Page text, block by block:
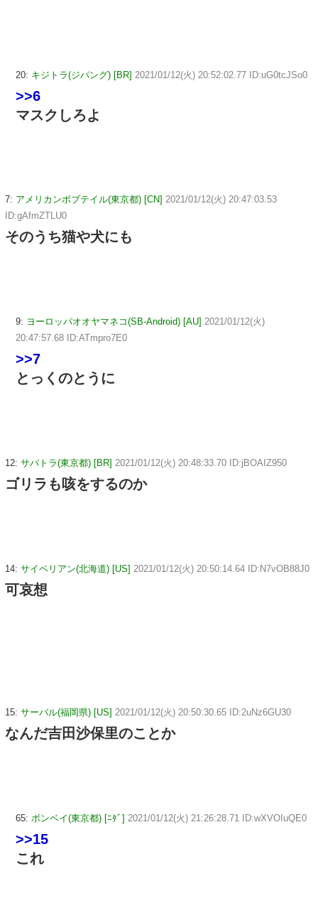
20: キジトラ(ジパング) [BR] 2021/01/12(火) 20:52:02.77 ID:uG0tcJSo0
>>6
マスクしろよ
7: アメリカンボブテイル(東京都) [CN] 2021/01/12(火) 20:47:03.53
ID:gAfmZTLU0
そのうち猫や犬にも
9: ヨーロッパオオヤマネコ(SB-Android) [AU] 2021/01/12(火)
20:47:57.68 ID:ATmpro7E0
>>7
とっくのとうに
12: サバトラ(東京都) [BR] 2021/01/12(火) 20:48:33.70 ID:jBOAIZ950
ゴリラも咳をするのか
14: サイベリアン(北海道) [US] 2021/01/12(火) 20:50:14.64 ID:N7vOB88J0
可哀想
15: サーバル(福岡県) [US] 2021/01/12(火) 20:50:30.65 ID:2uNz6GU30
なんだ吉田沙保里のことか
65: ボンベイ(東京都) [ﾆﾀﾞ] 2021/01/12(火) 21:26:28.71 ID:wXVOIuQE0
>>15
これ